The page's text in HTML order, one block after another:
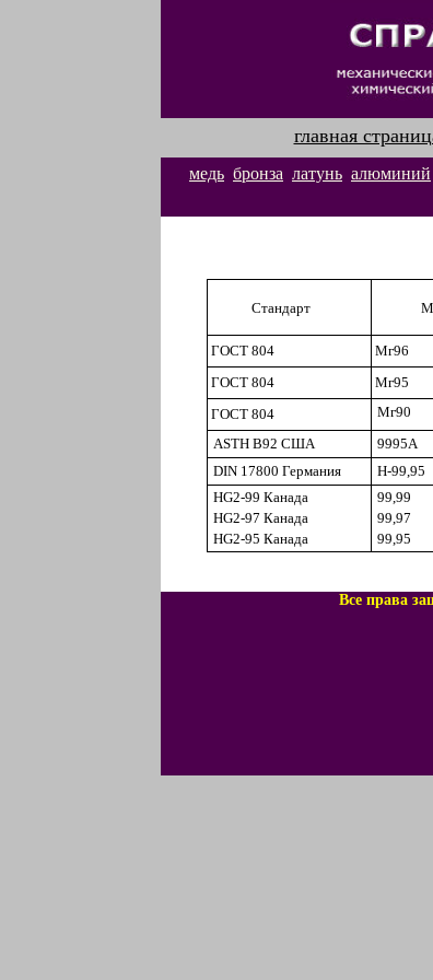
главная
медь бронза латунь алюминий
Стандарт
ГОСТ 804
Мг96
ГОСТ 804
Мг95
ГОСТ 804
Мг90
ASTH В92 США 9995А
DIN 17800 Германия Н-99,95
HG2-99 Канада
HG2-97 Канада
HG2-95 Канада
99,99
99,97
99,95
Все права